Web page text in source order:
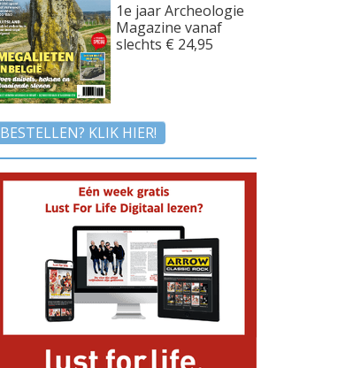
1e jaar Archeologie
Magazine vanaf
slechts € 24,95
BESTELLEN? KLIK HIER!